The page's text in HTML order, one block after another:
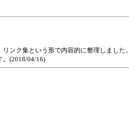
ンク集という形で内容的に整理しました。
。(2018/04/16)